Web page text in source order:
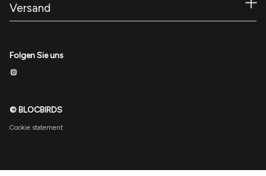
Versand
Folgen Sie uns
© BLOCBIRDS
Cookie statement